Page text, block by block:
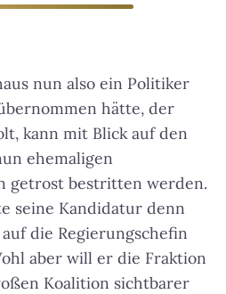
nun also ein Politiker
hätte, der
kann mit Blick auf den
ehemaligen
getrost bestritten werden.
seine Kandidatur denn
die Regierungschefin
aber will er die Fraktion
Koalition sichtbarer